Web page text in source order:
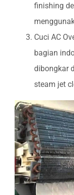
finishing
Cuci AC
bagian
dibongkar
steam jet